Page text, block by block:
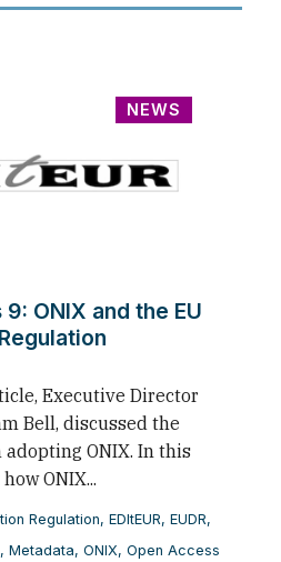
NEWS
9: ONIX and the EU
Executive Director
Bell, discussed the
ONIX. In this
ONIX...
Regulation, EDItEUR, EUDR,
, Metadata, ONIX, Open Access